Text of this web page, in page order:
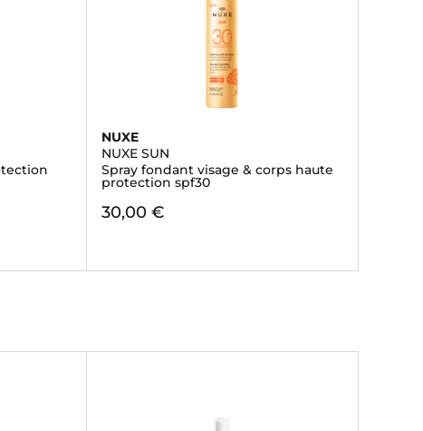
NUXE
NUXE SUN
Spray fondant visage & corps haute
protection spf30
30,00 €